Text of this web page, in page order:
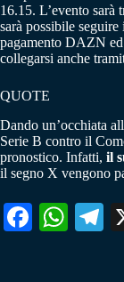
16.15. L’evento sarà
sarà possibile
pagamento DAZN ed
collegarsi anche
QUOTE
Dando un’occhiata
Serie B contro il
pronostico. Infatti, il
il segno X vengono
Fa W